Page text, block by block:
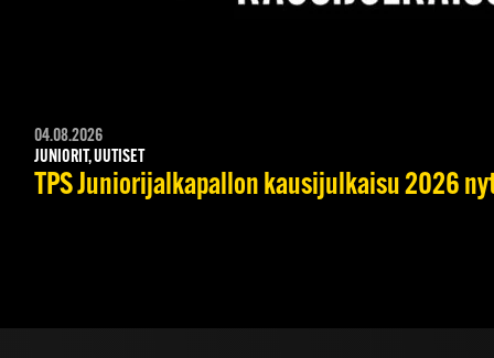
04.08.2026
JUNIORIT, UUTISET
TPS Juniorijalkapallon kausijulkaisu 2026